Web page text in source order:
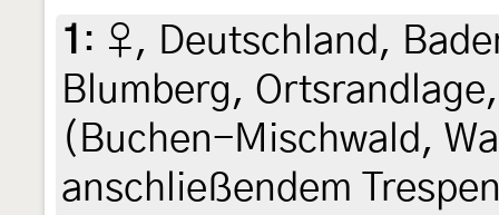
1 : ♀, Deutschland,
Blumberg,
(Buchen-Mischwald,
anschließendem